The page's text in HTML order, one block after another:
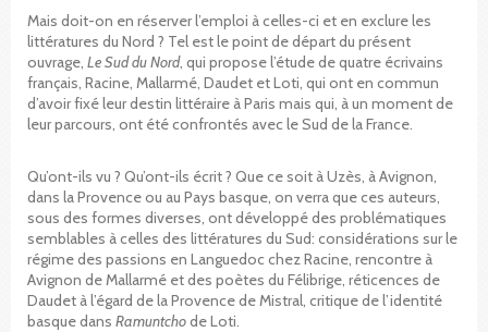
Mais doit-on en réserver l’emploi à celles-ci et en exclure les
littératures du Nord ? Tel est le point de départ du présent
ouvrage, Le Sud du Nord, qui propose l’étude de quatre écrivains
français, Racine, Mallarmé, Daudet et Loti, qui ont en commun
d’avoir fixé leur destin littéraire à Paris mais qui, à un moment de
leur parcours, ont été confrontés avec le Sud de la France.
Qu’ont-ils vu ? Qu’ont-ils écrit ? Que ce soit à Uzès, à Avignon,
dans la Provence ou au Pays basque, on verra que ces auteurs,
sous des formes diverses, ont développé des problématiques
semblables à celles des littératures du Sud: considérations sur le
régime des passions en Languedoc chez Racine, rencontre à
Avignon de Mallarmé et des poètes du Félibrige, réticences de
Daudet à l’égard de la Provence de Mistral, critique de l’identité
basque dans Ramuntchode Loti.